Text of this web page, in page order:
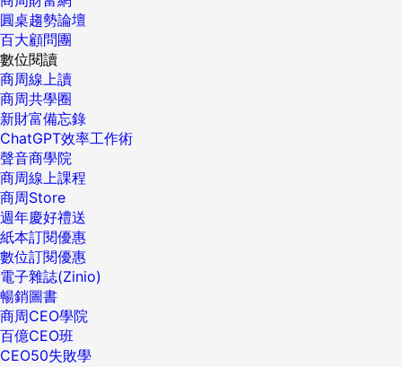
圓桌趨勢論壇
百大顧問團
數位閱讀
商周線上讀
商周共學圈
新財富備忘錄
ChatGPT效率工作術
聲音商學院
商周線上課程
商周Store
週年慶好禮送
紙本訂閱優惠
數位訂閱優惠
電子雜誌(Zinio)
暢銷圖書
商周CEO學院
百億CEO班
CEO50失敗學